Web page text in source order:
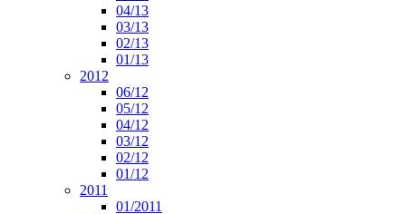
04/13
03/13
02/13
01/13
2012
06/12
05/12
04/12
03/12
02/12
01/12
2011
01/2011